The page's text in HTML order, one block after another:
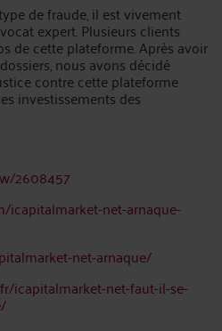
de fraude, il est vivement
expert. Plusieurs clients
de cette plateforme. Après avoir
nous avons décidé
contre cette plateforme
investissements des
2608457
icapitalmarket-net-arnaque-
net-arnaque/
icapitalmarket-net-faut-il-se-